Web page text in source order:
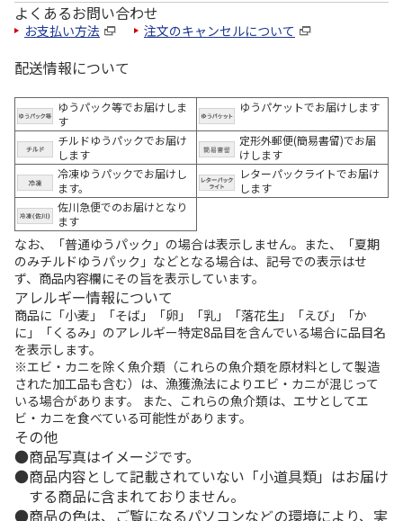
よくあるお問い合わせ
お支払い方法 注文のキャンセルについて
配送情報について
ゆうパック等でお届けしま
す
ゆうパケットでお届けします
チルドゆうパックでお届け
します
定形外郵便(簡易書留)でお届
けします
冷凍ゆうパックでお届けし
ます。
レターパックライトでお届け
します
佐川急便でのお届けとなり
ます
なお、「普通ゆうパック」の場合は表示しません。また、「夏期
のみチルドゆうパック」などとなる場合は、記号での表示はせ
ず、商品内容欄にその旨を表示しています。
アレルギー情報について
商品に「小麦」「そば」「卵」「乳」「落花生」「えび」「か
に」「くるみ」のアレルギー特定8品目を含んでいる場合に品目名
を表示します。
※エビ・カニを除く魚介類（これらの魚介類を原材料として製造
された加工品も含む）は、漁獲漁法によりエビ・カニが混じって
いる場合があります。 また、これらの魚介類は、エサとしてエ
ビ・カニを食べている可能性があります。
その他
商品写真はイメージです。
商品内容として記載されていない「小道具類」はお届け
する商品に含まれておりません。
商品の色は、ご覧になるパソコンなどの環境により、実